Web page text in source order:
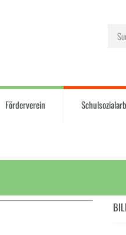
Förderverein